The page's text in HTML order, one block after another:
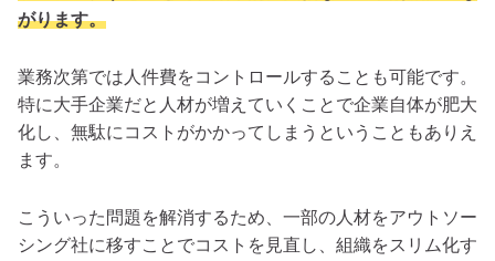
がります。
業務次第では人件費をコントロールすることも可能です。
特に大手企業だと人材が増えていくことで企業自体が肥大
化し、無駄にコストがかかってしまうということもありえ
ます。
こういった問題を解消するため、一部の人材をアウトソー
シング社に移すことでコストを見直し、組織をスリム化す